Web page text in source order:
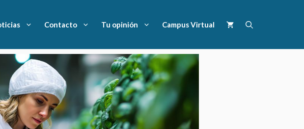
Contacto Tu opinión Campus Virtual